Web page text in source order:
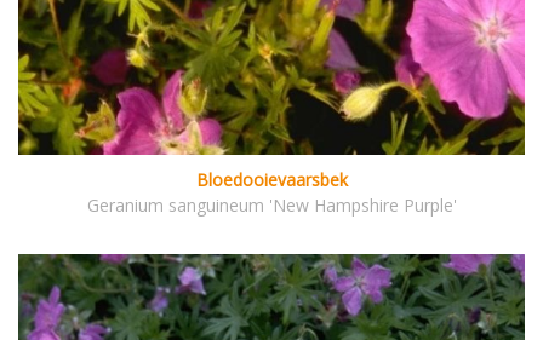
Bloedooievaarsbek
Geranium sanguineum 'New Hampshire Purple'